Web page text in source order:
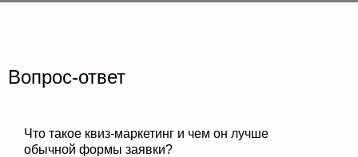
Вопрос-ответ
Что такое квиз-маркетинг и чем он лучше
обычной формы заявки?